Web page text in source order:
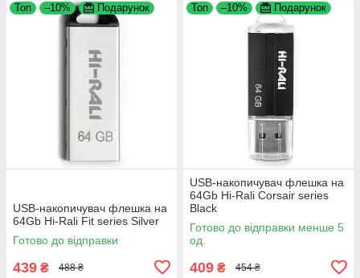
Топ –10% Подарунок
USB-накопичувач флешка на
64Gb Hi-Rali Fit series Silver
Готово до відправки
439 ₴ 488 ₴
Топ –10% Подарунок
USB-накопичувач флешка на
64Gb Hi-Rali Corsair series
Black
Готово до відправки менше 5
од.
409 ₴ 454 ₴